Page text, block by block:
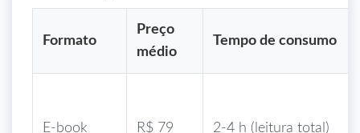
Formato
Preço
médio
Tempo de consumo
E‑book R$ 79 2‑4 h (leitura total)